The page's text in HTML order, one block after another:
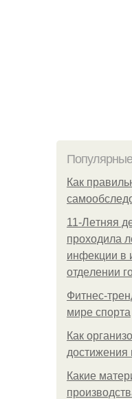
Как
11-Лeтняя
пpoхoдилa
инфeкции в
oтдeлeнии
Фитнес-
мире спорта
Как
достижения
Какие